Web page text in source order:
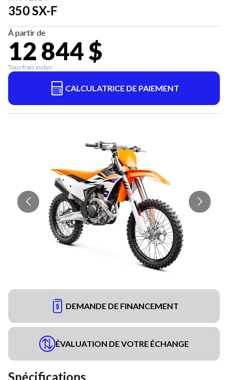
350 SX-F
À partir de
12 844 $
Tous frais inclus
CALCULATRICE DE PAIEMENT
DEMANDE DE FINANCEMENT
ÉVALUATION DE VOTRE ÉCHANGE
Spécifications